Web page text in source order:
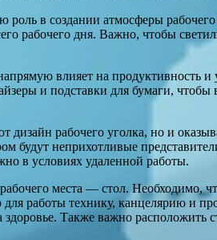
роль в создании атмосферы
рабочего дня. Важно, чтобы
влияет на продуктивность
и подставки для бумаги,
дизайн рабочего уголка, но и
будут неприхотливые
в условиях удаленной работы.
места — стол. Необходимо,
работы технику, канцелярию и
здоровье. Также важно